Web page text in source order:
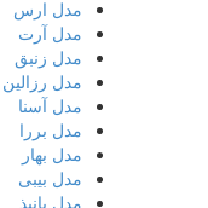
مدل ارس
مدل آرت
مدل زنبق
مدل رزالین
مدل آسنا
مدل بررا
مدل بهار
مدل بیبی
مدل پانیذ